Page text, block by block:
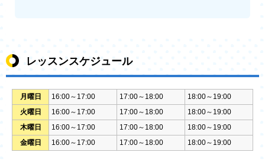
レッスンスケジュール
月曜日 16:00～17:00 17:00～18:00
18:00～19:00
火曜日
16:00～17:00 17:00～18:00
18:00～19:00
木曜日
16:00～17:00 17:00～18:00
18:00～19:00
金曜日
16:00～17:00 17:00～18:00 18:00～19:00